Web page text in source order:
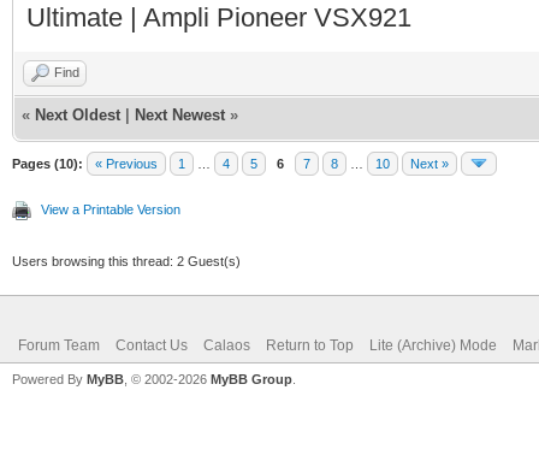
Ultimate | Ampli Pioneer VSX921
Find
« Next Oldest Next Newest »
Pages (10): « Previous 1 4 5 6 7 8 10 Next »
View a Printable Version
Users browsing this thread: 2 Guest(s)
Forum Team Contact Us Calaos Return to Top Lite (Archive) Mode
Powered By MyBB , © 2002-2026 MyBB Group